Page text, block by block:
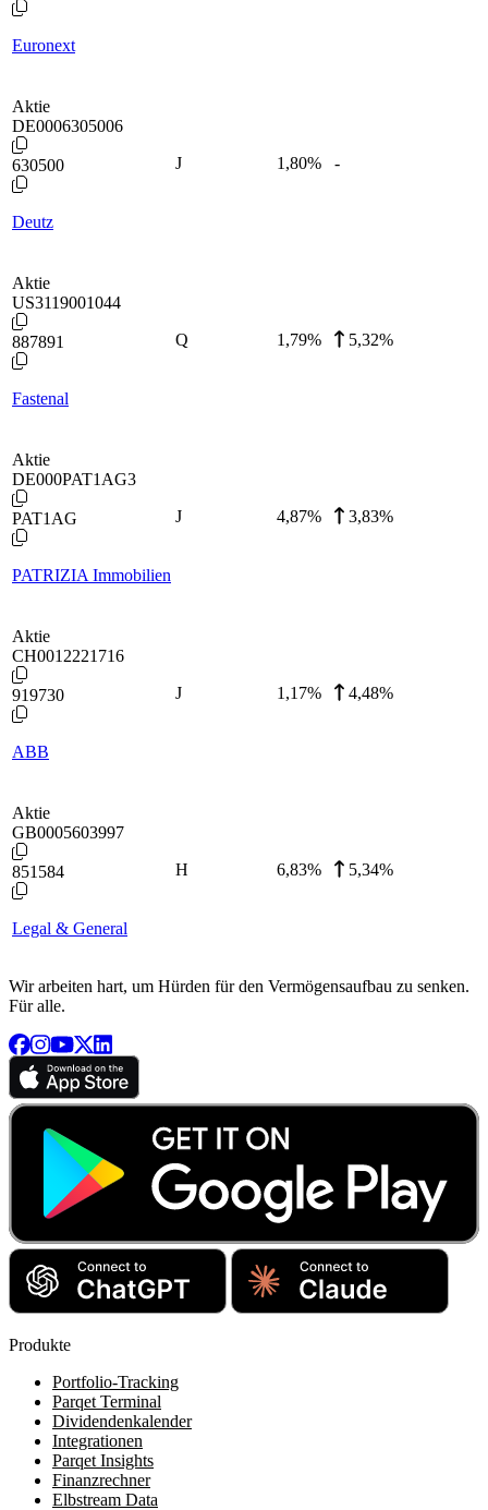
Euronext
Aktie
DE0006305006
630500
Deutz
J 1,80% -
Aktie
US3119001044
887891
Fastenal
Q 1,79% 5,32%
Aktie
DE000PAT1AG3
PAT1AG
PATRIZIA Immobilien
J 4,87% 3,83%
Aktie
CH0012221716
919730
ABB
J 1,17% 4,48%
Aktie
GB0005603997
851584
Legal & General
H 6,83% 5,34%
Wir arbeiten hart, um Hürden für den Vermögensaufbau zu senken.
Für alle.
Produkte
Portfolio-Tracking
Parqet Terminal
Dividendenkalender
Integrationen
Parqet Insights
Finanzrechner
Elbstream Data